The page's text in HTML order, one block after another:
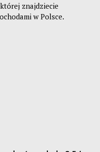
znajdziecie
w Polsce.